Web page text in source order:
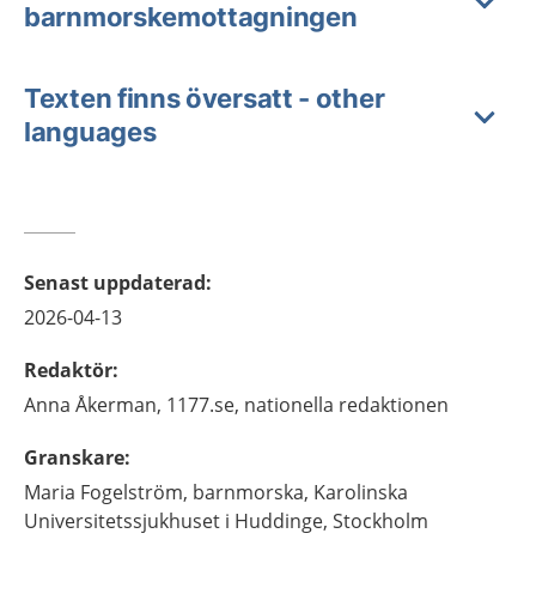
barnmorskemottagningen
Texten finns översatt - other
languages
Senast uppdaterad:
2026-04-13
Redaktör:
Anna Åkerman, 1177.se, nationella redaktionen
Granskare:
Maria Fogelström, barnmorska, Karolinska
Universitetssjukhuset i Huddinge, Stockholm